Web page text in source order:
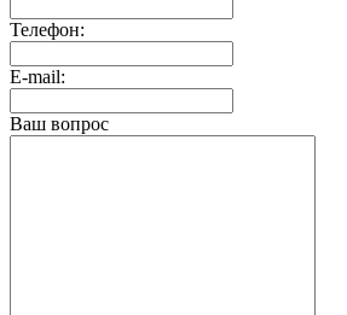
Телефон:
E-mail:
Ваш вопрос